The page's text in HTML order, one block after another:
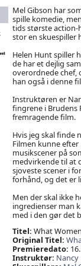
Mel Gibson har
spille komedie,
tids største action-
stor en skuespiller
Helen Hunt spiller
de har et dejlig
overordnede chef,
han også i denne
Instruktøren er
fingrene i Brudens
fremragende film.
Hvis jeg skal finde
Filmen kunne
musikscener på
medvirkende til at
sjoveste scener i
forhånd, og det er
Men der skal ikke
ingredienser man
med i den gør det
Titel: What
Original Titel:
Premieredato:
Instruktør: Nancy